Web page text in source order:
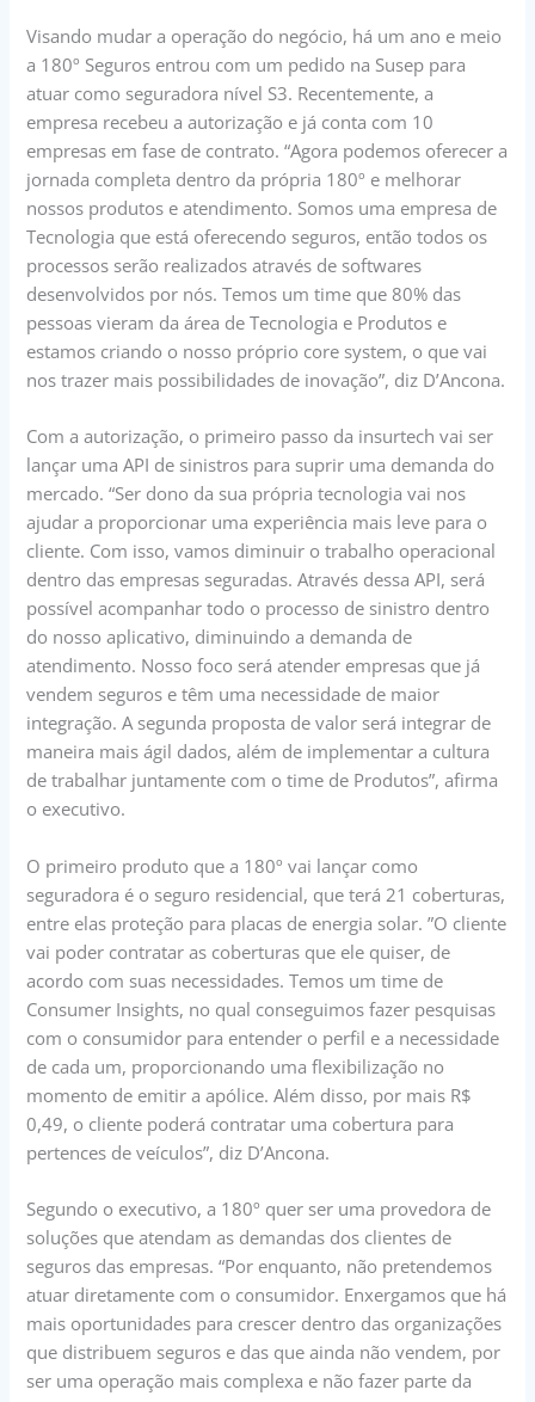
Visando mudar a operação do negócio, há um ano e meio
a 180º Seguros entrou com um pedido na Susep para
atuar como seguradora nível S3. Recentemente, a
empresa recebeu a autorização e já conta com 10
empresas em fase de contrato. “Agora podemos oferecer a
jornada completa dentro da própria 180º e melhorar
nossos produtos e atendimento. Somos uma empresa de
Tecnologia que está oferecendo seguros, então todos os
processos serão realizados através de softwares
desenvolvidos por nós. Temos um time que 80% das
pessoas vieram da área de Tecnologia e Produtos e
estamos criando o nosso próprio core system, o que vai
nos trazer mais possibilidades de inovação”, diz D’Ancona.
Com a autorização, o primeiro passo da insurtech vai ser
lançar uma API de sinistros para suprir uma demanda do
mercado. “Ser dono da sua própria tecnologia vai nos
ajudar a proporcionar uma experiência mais leve para o
cliente. Com isso, vamos diminuir o trabalho operacional
dentro das empresas seguradas. Através dessa API, será
possível acompanhar todo o processo de sinistro dentro
do nosso aplicativo, diminuindo a demanda de
atendimento. Nosso foco será atender empresas que já
vendem seguros e têm uma necessidade de maior
integração. A segunda proposta de valor será integrar de
maneira mais ágil dados, além de implementar a cultura
de trabalhar juntamente com o time de Produtos”, afirma
o executivo.
O primeiro produto que a 180º vai lançar como
seguradora é o seguro residencial, que terá 21 coberturas,
entre elas proteção para placas de energia solar. ”O cliente
vai poder contratar as coberturas que ele quiser, de
acordo com suas necessidades. Temos um time de
Consumer Insights, no qual conseguimos fazer pesquisas
com o consumidor para entender o perfil e a necessidade
de cada um, proporcionando uma flexibilização no
momento de emitir a apólice. Além disso, por mais R$
0,49, o cliente poderá contratar uma cobertura para
pertences de veículos”, diz D’Ancona.
Segundo o executivo, a 180º quer ser uma provedora de
soluções que atendam as demandas dos clientes de
seguros das empresas. “Por enquanto, não pretendemos
atuar diretamente com o consumidor. Enxergamos que há
mais oportunidades para crescer dentro das organizações
que distribuem seguros e das que ainda não vendem, por
ser uma operação mais complexa e não fazer parte da